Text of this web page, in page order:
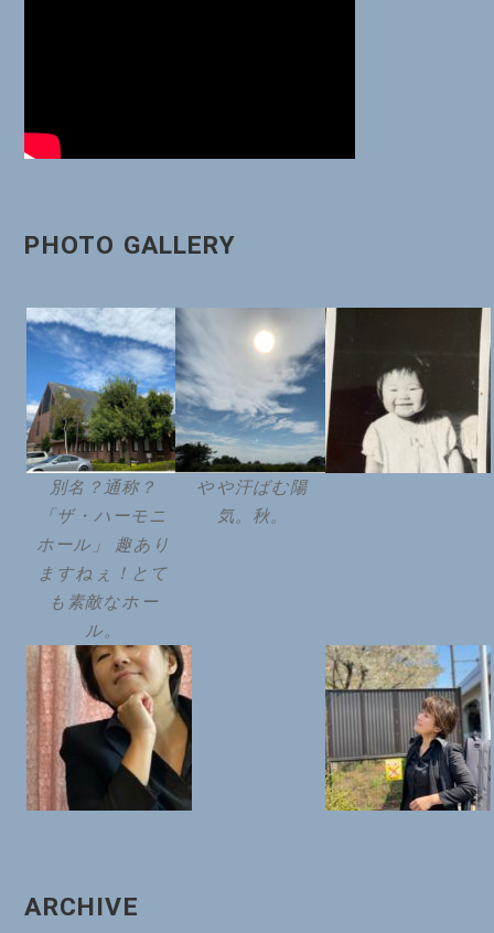
PHOTO GALLERY
別名？通称？
「ザ・ハーモニ
ホール」 趣あり
ますねぇ！とて
も素敵なホー
ル。
やや汗ばむ陽
気。秋。
ARCHIVE